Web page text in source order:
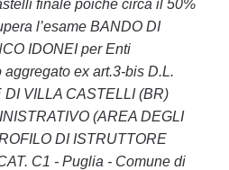
finale poiché circa il 50%
l’esame BANDO DI
IDONEI per Enti
ex art.3-bis D.L.
VILLA CASTELLI (BR)
(AREA DEGLI
DI ISTRUTTORE
C1 - Puglia - Comune di